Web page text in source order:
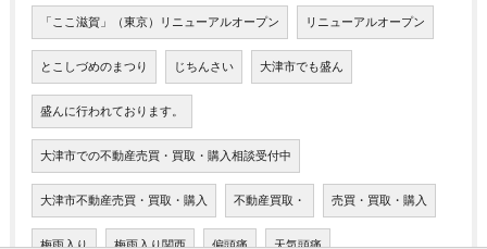
「ここ滋賀」（東京）リニューアルオープン リニューアルオープン
とこしづめのまつり じちんさい 大津市でも盛ん
盛んに行われております。
大津市での不動産売買・買取・購入相談受付中
大津市不動産売買・買取・購入 不動産買取・ 売買・買取・購入
梅雨入り 梅雨入り関西 偏頭痛 天気頭痛